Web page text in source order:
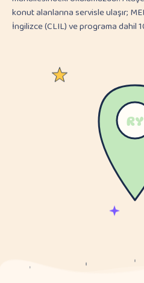
konut alanlarına servisle ulaşır;
İngilizce (CLIL) ve programa dahil
RY